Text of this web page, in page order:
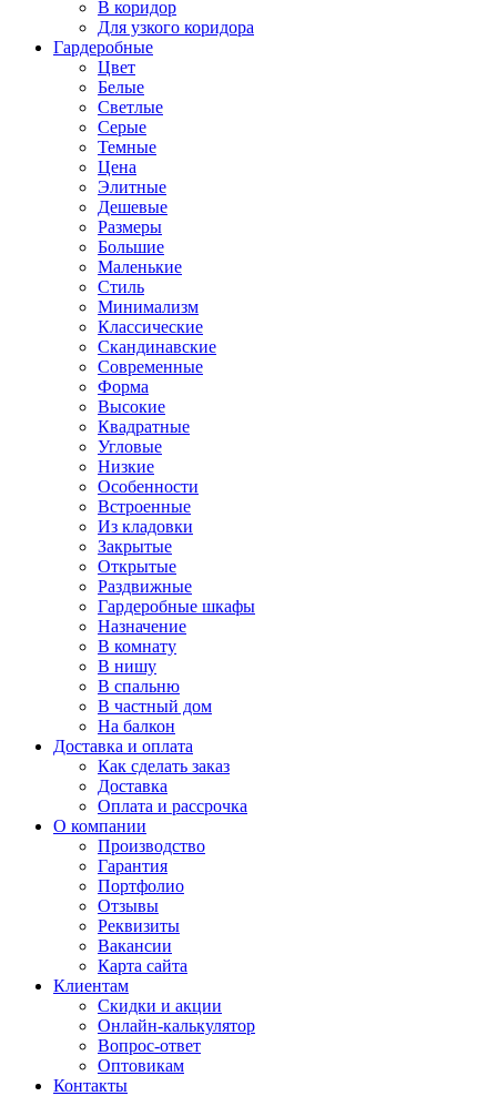
В коридор
Для узкого коридора
Гардеробные
Цвет
Белые
Светлые
Серые
Темные
Цена
Элитные
Дешевые
Размеры
Большие
Маленькие
Стиль
Минимализм
Классические
Скандинавские
Современные
Форма
Высокие
Квадратные
Угловые
Низкие
Особенности
Встроенные
Из кладовки
Закрытые
Открытые
Раздвижные
Гардеробные шкафы
Назначение
В комнату
В нишу
В спальню
В частный дом
На балкон
Доставка и оплата
Как сделать заказ
Доставка
Оплата и рассрочка
О компании
Производство
Гарантия
Портфолио
Отзывы
Реквизиты
Вакансии
Карта сайта
Клиентам
Скидки и акции
Онлайн-калькулятор
Вопрос-ответ
Оптовикам
Контакты